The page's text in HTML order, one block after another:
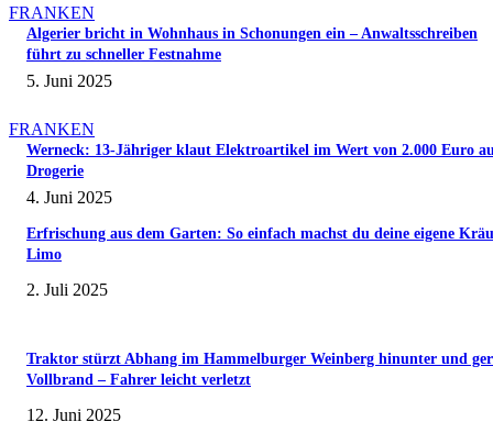
FRANKEN
Algerier bricht in Wohnhaus in Schonungen ein – Anwaltsschreiben
führt zu schneller Festnahme
5. Juni 2025
FRANKEN
Werneck: 13-Jähriger klaut Elektroartikel im Wert von 2.000 Euro
Drogerie
4. Juni 2025
Erfrischung aus dem Garten: So einfach machst du deine eigene
Limo
2. Juli 2025
Traktor stürzt Abhang im Hammelburger Weinberg hinunter und
Vollbrand – Fahrer leicht verletzt
12. Juni 2025